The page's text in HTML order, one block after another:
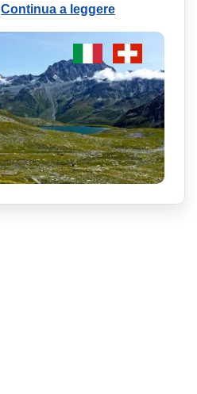
Continua a leggere